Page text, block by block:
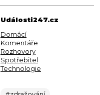
Události247.cz
Domácí
Komentáře
Rozhovory
Spotřebitel
Technologie